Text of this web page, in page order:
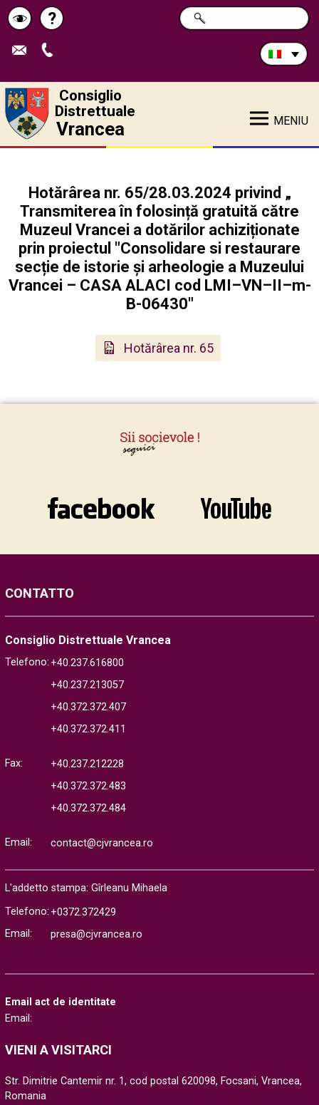
Schimbă
contrastul
Pagina
de
?
Cerca
nel
RICERCA
Consiglio
Distrettuale
Vrancea MENIU
Hotărârea nr. 65/28.03.2024 privind „
Transmiterea în folosință gratuită către
Muzeul Vrancei a dotărilor achiziționate
prin proiectul "Consolidare si restaurare
secție de istorie și arheologie a Muzeului
Vrancei – CASA ALACI cod LMI–VN–II–m-
B-06430"
Hotărârea nr. 65
CONTATTO
Consiglio Distrettuale Vrancea
Telefono: +40.237.616800
+40.237.213057
+40.372.372.407
+40.372.372.411
Fax:
+40.237.212228
+40.372.372.483
+40.372.372.484
Email: contact@cjvrancea.ro
L'addetto stampa: Gîrleanu Mihaela
Telefono: +0372.372429
Email:
presa@cjvrancea.ro
Email act de identitate
Email:
VIENI A VISITARCI
Str. Dimitrie Cantemir nr. 1, cod postal 620098, Focsani, Vrancea,
Romania